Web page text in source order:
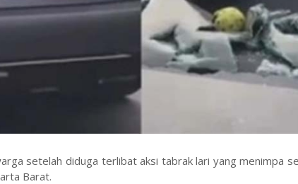
setelah diduga terlibat aksi tabrak lari yang menimpa
Barat.